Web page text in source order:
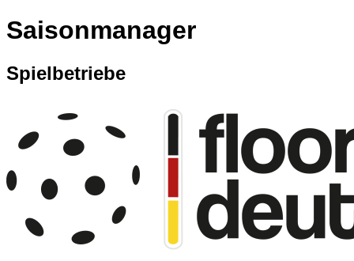
Saisonmanager
Spielbetriebe